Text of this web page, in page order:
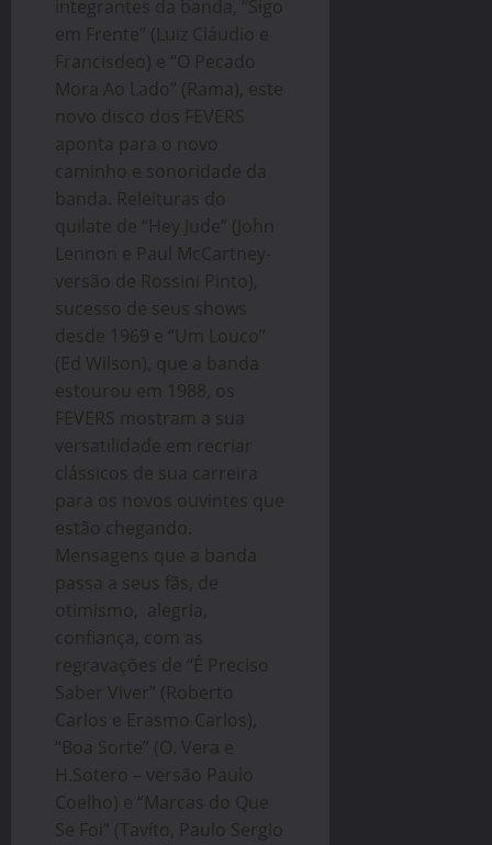
integrantes da banda, “Sigo
em Frente” (Luiz Cláudio e
Francisdeo) e “O Pecado
Mora Ao Lado” (Rama), este
novo disco dos FEVERS
aponta para o novo
caminho e sonoridade da
banda. Releituras do
quilate de “Hey Jude” (John
Lennon e Paul McCartney-
versão de Rossini Pinto),
sucesso de seus shows
desde 1969 e “Um Louco”
(Ed Wilson), que a banda
estourou em 1988, os
FEVERS mostram a sua
versatilidade em recriar
clássicos de sua carreira
para os novos ouvintes que
estão chegando.
Mensagens que a banda
passa a seus fãs, de
otimismo, alegria,
confiança, com as
regravações de “É Preciso
Saber Viver” (Roberto
Carlos e Erasmo Carlos),
“Boa Sorte” (O. Vera e
H.Sotero – versão Paulo
Coelho) e “Marcas do Que
Se Foi” (Tavíto, Paulo Sergio